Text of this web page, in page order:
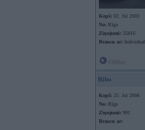
Kopš: 02. Jul 2003
No: Rīga
Ziņojumi: 25816
Braucu ar: Individual
Riho
Kopš: 25. Jul 2008
No: Rīga
Ziņojumi: 991
Braucu ar: